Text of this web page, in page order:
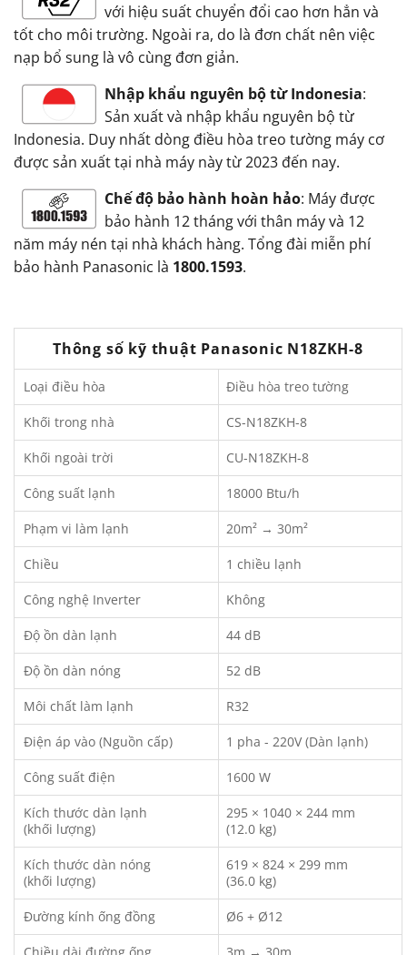
với hiệu suất chuyển đổi cao hơn hẳn và
tốt cho môi trường. Ngoài ra, do là đơn chất nên việc
nạp bổ sung là vô cùng đơn giản.
Nhập khẩu nguyên bộ từ Indonesia:
Sản xuất và nhập khẩu nguyên bộ từ
Indonesia. Duy nhất dòng điều hòa treo tường máy cơ
được sản xuất tại nhà máy này từ 2023 đến nay.
Chế độ bảo hành hoàn hảo: Máy được
bảo hành 12 tháng với thân máy và 12
năm máy nén tại nhà khách hàng. Tổng đài miễn phí
bảo hành Panasonic là 1800.1593.
Thông số kỹ thuật Panasonic N18ZKH-8
Loại điều hòa Điều hòa treo tường
Khối trong nhà CS-N18ZKH-8
Khối ngoài trời CU-N18ZKH-8
Công suất lạnh 18000 Btu/h
Phạm vi làm lạnh 20m² → 30m²
Chiều 1 chiều lạnh
Công nghệ Inverter Không
Độ ồn dàn lạnh 44 dB
Độ ồn dàn nóng 52 dB
Môi chất làm lạnh R32
Điện áp vào (Nguồn cấp) 1 pha - 220V (Dàn lạnh)
Công suất điện 1600 W
Kích thước dàn lạnh
(khối lượng)
295 × 1040 × 244 mm
(12.0 kg)
Kích thước dàn nóng
(khối lượng)
619 × 824 × 299 mm
(36.0 kg)
Đường kính ống đồng Ø6 + Ø12